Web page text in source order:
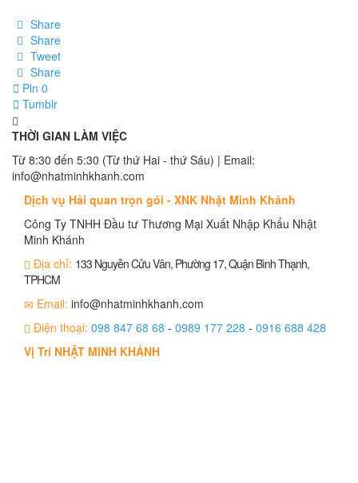
Share
Share
Tweet
Share
Pin 0
Tumblr
THỜI GIAN LÀM VIỆC
Từ 8:30 đến 5:30 (Từ thứ Hai - thứ Sáu) | Email:
info@nhatminhkhanh.com
Dịch vụ Hải quan trọn gói - XNK Nhật Minh Khánh
Công Ty TNHH Đầu tư Thương Mại Xuất Nhập Khẩu Nhật
Minh Khánh
Địa chỉ: 133 Nguyễn Cửu Vân, Phường 17, Quận Bình Thạnh,
TPHCM
Email: info@nhatminhkhanh.com
Điện thoại: 098 847 68 68 - 0989 177 228 - 0916 688 428
Vị Trí NHẬT MINH KHÁNH